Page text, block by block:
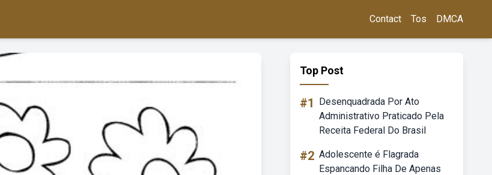
Contact Tos DMCA
Top Post
#1
Desenquadrada Por Ato
Administrativo Praticado Pela
Receita Federal Do Brasil
#2 Adolescente é Flagrada
Espancando Filha De Apenas